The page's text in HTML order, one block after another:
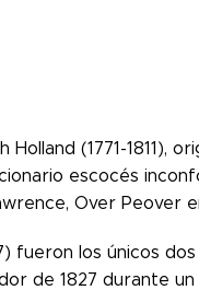
(1771-1811),
escocés
Over Peover
fueron los únicos
de 1827 durante un